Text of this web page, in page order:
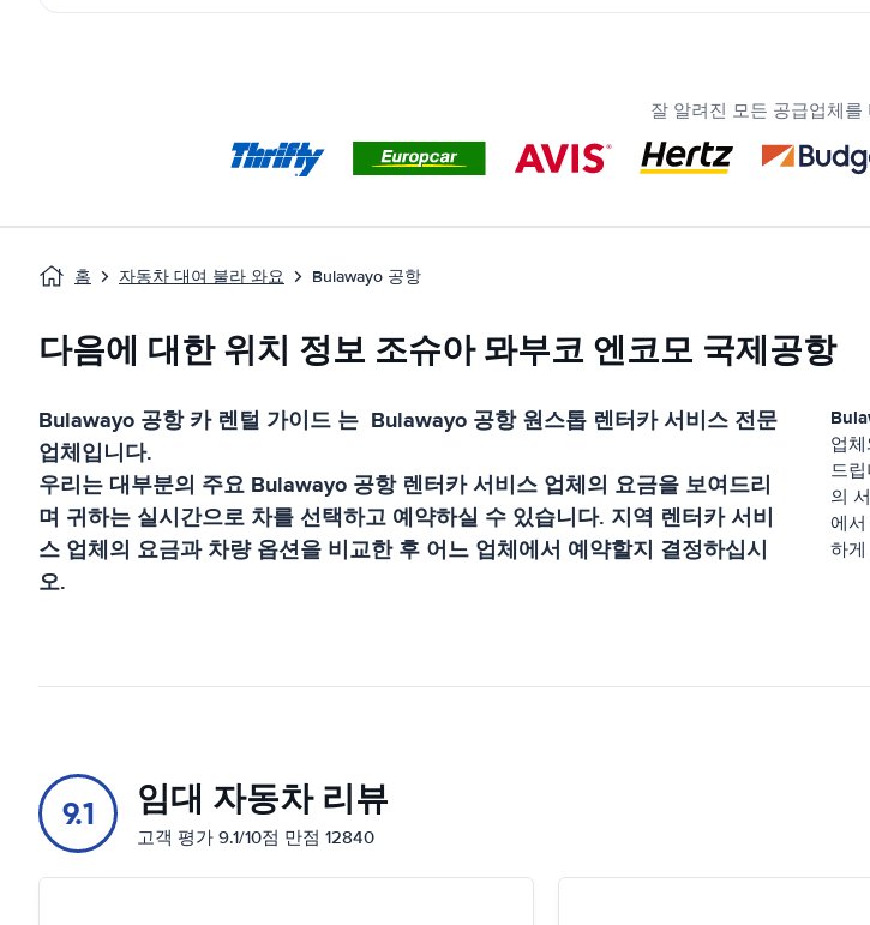
잘 알려진 모든 공급업체를
홈 자동차 대여 불라 와요 Bulawayo 공항
다음에 대한 위치 정보 조슈아 뫄부코 엔코모 국제공항
Bulawayo 공항카 렌털 가이드 는 Bulawayo 공항원스톱 렌터카 서비스 전문
업체입니다.
우리는 대부분의 주요 Bulawayo 공항렌터카 서비스 업체의 요금을 보여드리
며 귀하는 실시간으로 차를 선택하고 예약하실 수 있습니다. 지역 렌터카 서비
스 업체의 요금과 차량 옵션을 비교한 후 어느 업체에서 예약할지 결정하십시
오.
업
드
의
에
하게
9.1 임대 자동차 리뷰
고객 평가 9.1/10점 만점 12840